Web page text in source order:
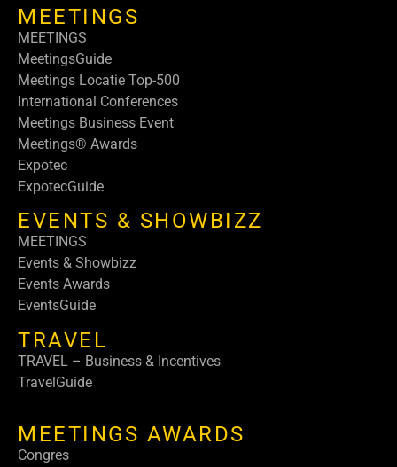
MEETINGS
MEETINGS
MeetingsGuide
Meetings Locatie Top-500
International Conferences
Meetings Business Event
Meetings® Awards
Expotec
ExpotecGuide
EVENTS & SHOWBIZZ
MEETINGS
Events & Showbizz
Events Awards
EventsGuide
TRAVEL
TRAVEL – Business & Incentives
TravelGuide
MEETINGS AWARDS
Congres